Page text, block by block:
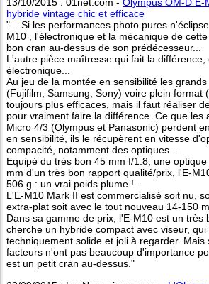
13/10/2015 : 01net.com - Olympus OM-D E-
hybride vintage chic et efficace
"... Si les performances photo pures
M10 , l'électronique et la mécanique de
bon cran au-dessus de son prédécesseur...
L'autre pièce maîtresse qui fait la différence,
électronique...
Au jeu de la montée en sensibilité les
(Fujifilm, Samsung, Sony) voire plein format
toujours plus efficaces, mais il faut réaliser
pour vraiment faire la différence. Ce que les
Micro 4/3 (Olympus et Panasonic) perdent
en sensibilité, ils le récupèrent en vitesse
compacité, notamment des optiques...
Equipé du très bon 45 mm f/1.8, une
mm d'un très bon rapport qualité/prix, l'E-
506 g : un vrai poids plume !..
L'E-M10 Mark II est commercialisé soit nu,
extra-plat soit avec le tout nouveau 14-150
Dans sa gamme de prix, l'E-M10 est un très
cherche un hybride compact avec viseur,
techniquement solide et joli à regarder. Mais
facteurs n'ont pas beaucoup d'importance
est un petit cran au-dessus."